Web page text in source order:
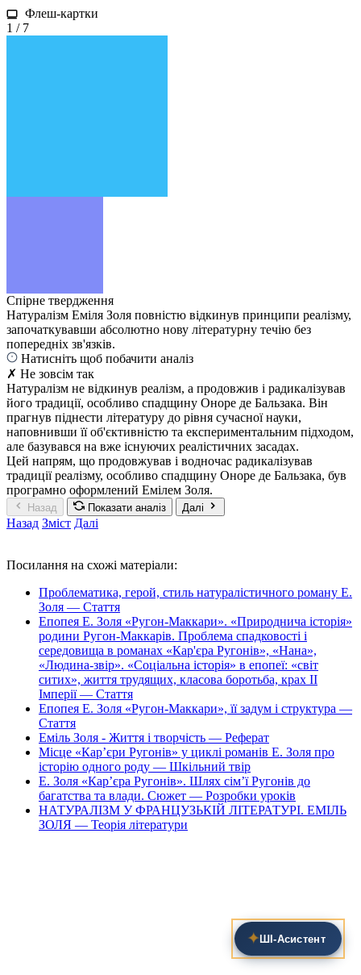
Флеш-картки
1 / 7
Спірне твердження
Натуралізм Еміля Золя повністю відкинув принципи реалізму,
започаткувавши абсолютно нову літературну течію без
попередніх зв'язків.
Натисніть щоб побачити аналіз
✗ Не зовсім так
Натуралізм не відкинув реалізм, а продовжив і радикалізував
його традиції, особливо спадщину Оноре де Бальзака. Він
прагнув піднести літературу до рівня сучасної науки,
наповнивши її об'єктивністю та експериментальним підходом,
але базувався на вже існуючих реалістичних засадах.
Цей напрям, що продовжував і водночас радикалізував
традиції реалізму, особливо спадщину Оноре де Бальзака, був
програмно оформлений Емілем Золя.
Назад Показати аналіз Далі
Назад Зміст Далі
Посилання на схожі матеріали:
Проблематика, герой, стиль натуралістичного роману Е.
Золя — Стаття
Епопея Е. Золя «Ругон-Маккари». «Природнича історія»
родини Ругон-Маккарів. Проблема спадковості і
середовища в романах «Кар'єра Ругонів», «Нана»,
«Людина-звір». «Соціальна історія» в епопеї: «світ
ситих», життя трудящих, класова боротьба, крах ІІ
Імперії — Стаття
Епопея Е. Золя «Ругон-Маккари», її задум і структура —
Стаття
Еміль Золя - Життя і творчість — Реферат
Місце «Кар’єри Ругонів» у циклі романів Е. Золя про
історію одного роду — Шкільний твір
Е. Золя «Кар’єра Ругонів». Шлях сім’ї Ругонів до
багатства та влади. Сюжет — Розробки уроків
НАТУРАЛІЗМ У ФРАНЦУЗЬКІЙ ЛІТЕРАТУРІ. ЕМІЛЬ
ЗОЛЯ — Теорія літератури
✦ШІ‑Асистент